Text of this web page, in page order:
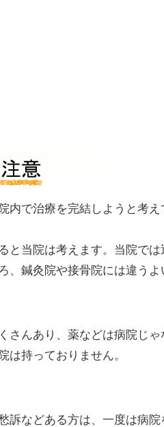
内で治療を完結しようと考
と当院は考えます。当院で
鍼灸院や接骨院には違うよ
さんあり、薬などは病院じ
は持っておりません。
訴などある方は、一度は病